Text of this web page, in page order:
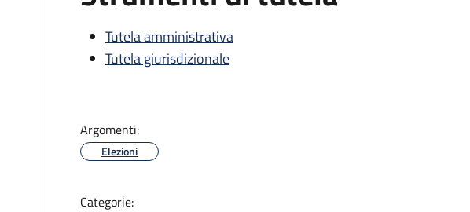
Tutela amministrativa
Tutela giurisdizionale
Argomenti:
Elezioni
Categorie: